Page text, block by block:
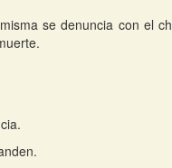
se denuncia con el